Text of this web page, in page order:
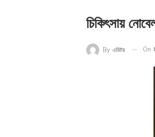
চিকিৎসায়
By এডিটর On